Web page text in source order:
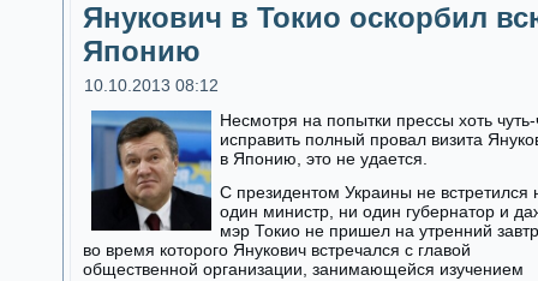
Янукович в Токио оскорбил
Японию
10.10.2013 08:12
Несмотря на попытки прессы хоть чуть-
исправить полный провал визита
в Японию, это не удается.
С президентом Украины не встретился
один министр, ни один губернатор и
мэр Токио не пришел на утренний
во время которого Янукович встречался с главой
общественной организации, занимающейся изучением